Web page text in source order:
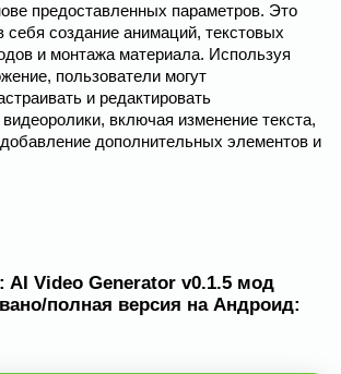
предоставленных параметров. Это
себя создание анимаций, текстовых
и монтажа материала. Используя
пользователи могут
и редактировать
включая изменение текста,
дополнительных элементов и
AI Video Generator v0.1.5 мод
полная версия на Андроид: